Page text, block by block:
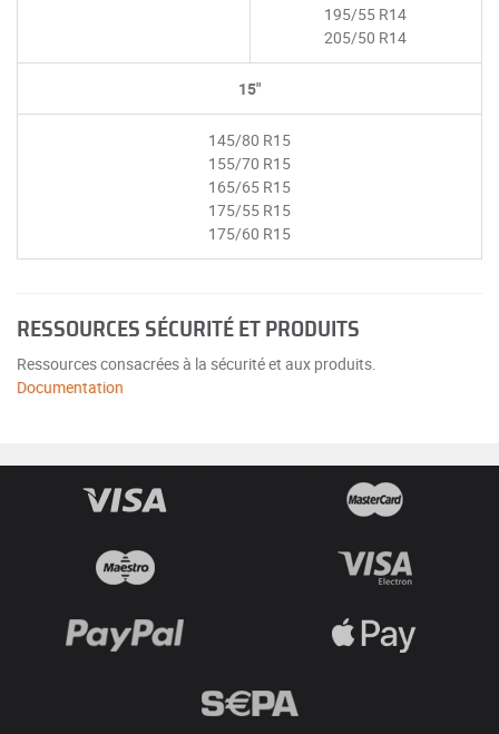
195/55 R14
205/50 R14
15"
145/80 R15
155/70 R15
165/65 R15
175/55 R15
175/60 R15
RESSOURCES SÉCURITÉ ET PRODUITS
Ressources consacrées à la sécurité et aux produits.
Documentation